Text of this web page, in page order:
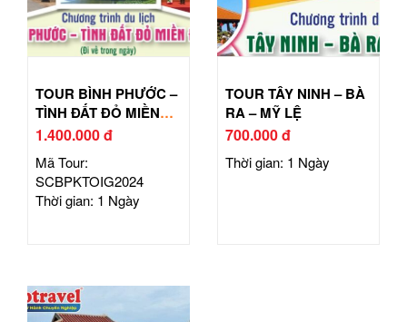
TOUR BÌNH PHƯỚC –
TÌNH ĐẤT ĐỎ MIỀN
ĐÔNG
1.400.000 đ
Mã Tour:
SCBPKTOIG2024
Thời gian: 1 Ngày
TOUR TÂY NINH – BÀ
RA – MỸ LỆ
700.000 đ
Thời gian: 1 Ngày